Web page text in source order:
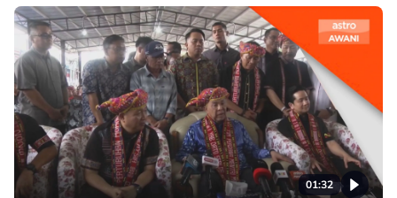
01:32